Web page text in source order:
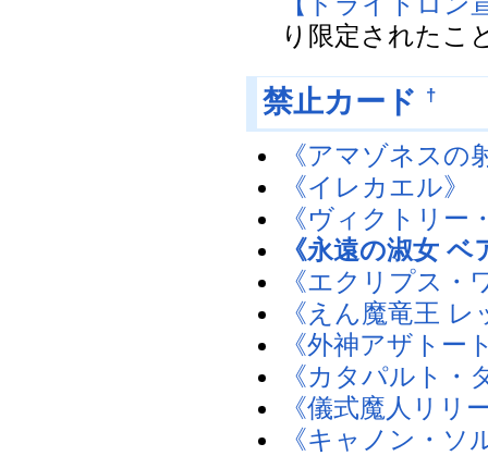
り限定されたこ
禁止カード †
《アマゾネスの
《イレカエル》
《ヴィクトリー
《永遠の淑女
《エクリプス・
《えん魔竜王
《外神アザトー
《カタパルト・
《儀式魔人リリ
《キャノン・ソ